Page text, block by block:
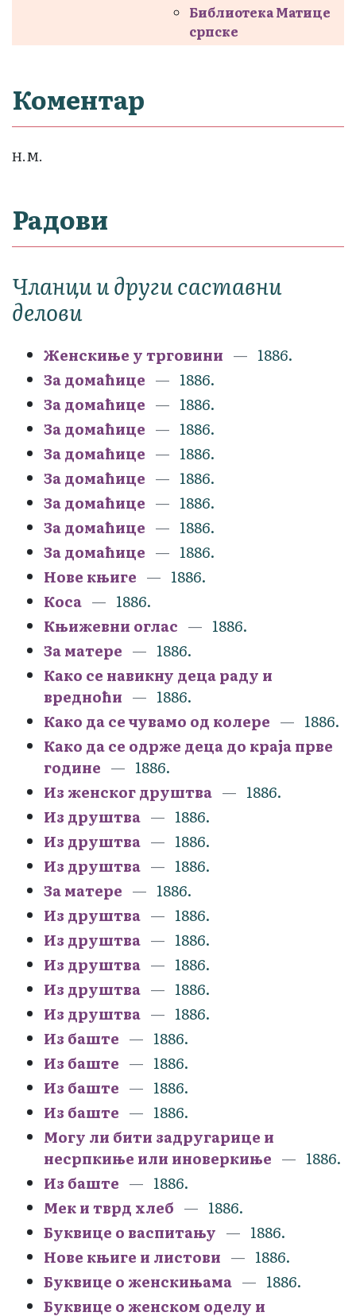
Библиотека Матице
српске
Коментар
Н.М.
Радови
Чланци и други саставни
делови
Женскиње у трговини
1886.
За домаћице
1886.
За домаћице
1886.
За домаћице
1886.
За домаћице
1886.
За домаћице
1886.
За домаћице
1886.
За домаћице
1886.
За домаћице
1886.
Нове књиге
1886.
Коса
1886.
Књижевни оглас
1886.
За матере
1886.
Како се навикну деца раду и
вредноћи
1886.
Како да се чувамо од колере
1886.
Како да се одрже деца до краја прве
године
1886.
Из женског друштва
1886.
Из друштва
1886.
Из друштва
1886.
Из друштва
1886.
За матере
1886.
Из друштва
1886.
Из друштва
1886.
Из друштва
1886.
Из друштва
1886.
Из друштва
1886.
Из баште
1886.
Из баште
1886.
Из баште
1886.
Из баште
1886.
Могу ли бити задругарице и
несрпкиње или иноверкиње
1886.
Из баште
1886.
Мек и тврд хлеб
1886.
Буквице о васпитању
1886.
Нове књиге и листови
1886.
Буквице о женскињама
1886.
Буквице о женском оделу и